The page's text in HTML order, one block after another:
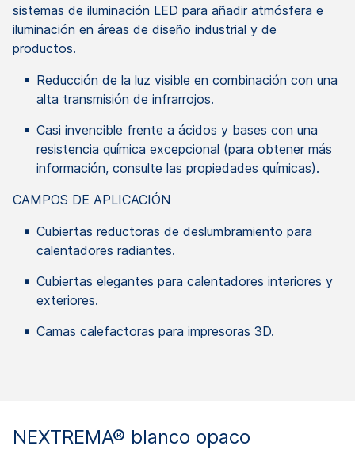
sistemas de iluminación LED para añadir atmósfera e
iluminación en áreas de diseño industrial y de
productos.
Reducción de la luz visible en combinación con una
alta transmisión de infrarrojos.
Casi invencible frente a ácidos y bases con una
resistencia química excepcional (para obtener más
información, consulte las propiedades químicas).
CAMPOS DE APLICACIÓN
Cubiertas reductoras de deslumbramiento para
calentadores radiantes.
Cubiertas elegantes para calentadores interiores y
exteriores.
Camas calefactoras para impresoras 3D.
NEXTREMA® blanco opaco